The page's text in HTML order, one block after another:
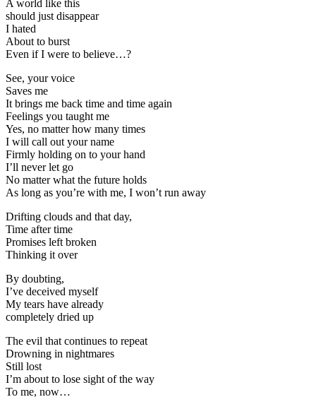
A world like this
should just disappear
I hated
About to burst
Even if I were to believe…?
See, your voice
Saves me
It brings me back time and time again
Feelings you taught me
Yes, no matter how many times
I will call out your name
Firmly holding on to your hand
I’ll never let go
No matter what the future holds
As long as you’re with me, I won’t run away
Drifting clouds and that day,
Time after time
Promises left broken
Thinking it over
By doubting,
I’ve deceived myself
My tears have already
completely dried up
The evil that continues to repeat
Drowning in nightmares
Still lost
I’m about to lose sight of the way
To me, now…